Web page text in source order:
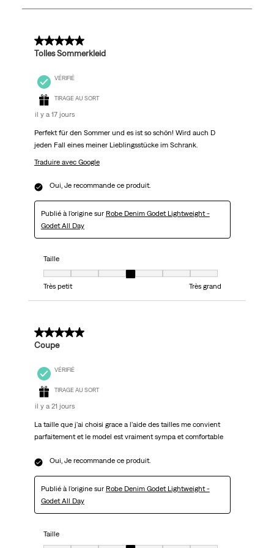
5
5 sur 5 étoiles.
Tolles Sommerkleid
VÉRIFIÉ
TIRAGE AU SORT
il y a 17 jours
Perfekt für den Sommer und es ist so schön! Wird auch D
jeden Fall eines meiner Lieblingsstücke im Schrank.
Traduire avec Google
Oui, Je recommande ce produit.
Publié à l'origine sur Robe Denim Godet Lightweight -
Godet All Day
Taille
Taille, 4 sur 7, où 1 est égal à Très petit et 7 est égal à Très grand
Très petit
Très grand
5 sur 5 étoiles.
Coupe
VÉRIFIÉ
TIRAGE AU SORT
il y a 21 jours
La taille que j'ai choisi grace a l'aide des tailles me convient
parfaitement et le model est vraiment sympa et comfortable
Oui, Je recommande ce produit.
Publié à l'origine sur Robe Denim Godet Lightweight -
Godet All Day
Taille